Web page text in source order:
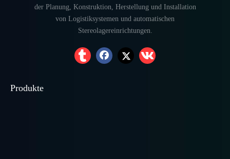
der Planung, Konstruktion, Herstellung und Installation
von Logistiksystemen und automatischen
Stereolagereinrichtungen.
Produkte